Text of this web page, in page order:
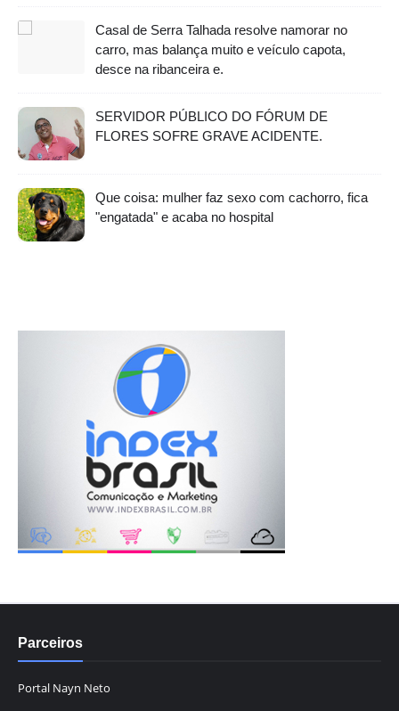
Casal de Serra Talhada resolve namorar no
carro, mas balança muito e veículo capota,
desce na ribanceira e.
SERVIDOR PÚBLICO DO FÓRUM DE
FLORES SOFRE GRAVE ACIDENTE.
Que coisa: mulher faz sexo com cachorro, fica
"engatada" e acaba no hospital
Parceiros
Portal Nayn Neto